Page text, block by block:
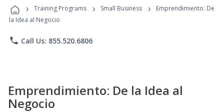
Programs
› Training Programs › Small Business ›
Emprendimiento: De
la Idea al Negocio
phone Call Us: 855.520.6806
Emprendimiento: De la Idea al
Negocio